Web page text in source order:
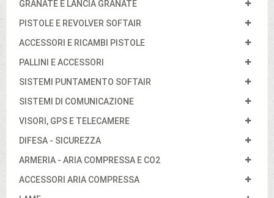
GRANATE E LANCIA GRANATE
PISTOLE E REVOLVER SOFTAIR
ACCESSORI E RICAMBI PISTOLE
PALLINI E ACCESSORI
SISTEMI PUNTAMENTO SOFTAIR
SISTEMI DI COMUNICAZIONE
VISORI, GPS E TELECAMERE
DIFESA - SICUREZZA
ARMERIA - ARIA COMPRESSA E CO2
ACCESSORI ARIA COMPRESSA